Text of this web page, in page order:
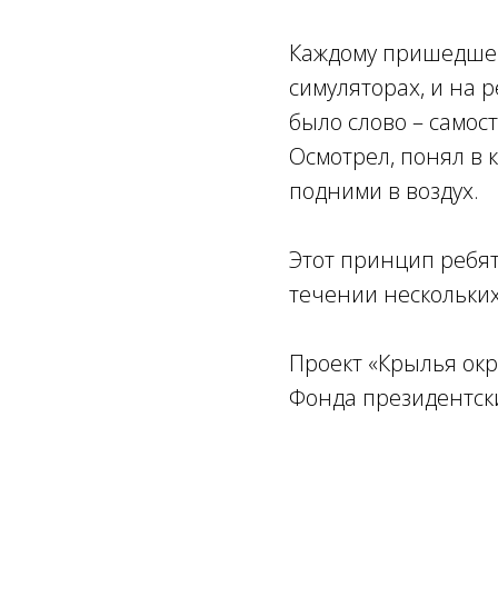
Каждому
симуляторах, и на
было слово –
Осмотрел, понял в
подними в воздух.
Этот принцип
течении
Проект «Крылья
Фонда